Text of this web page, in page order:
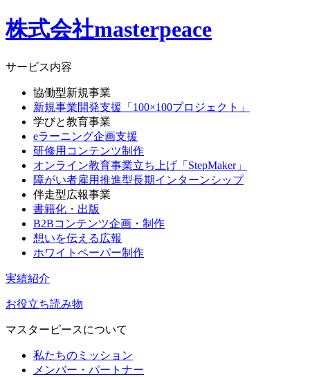
株式会社masterpeace
サービス内容
協働型新規事業
新規事業開発支援「100×100プロジェクト」
学びと教育事業
eラーニング企画支援
研修用コンテンツ制作
オンライン教育事業立ち上げ「StepMaker」
障がい者雇用推進型長期インターンシップ
伴走型広報事業
書籍化・出版
B2Bコンテンツ企画・制作
想いを伝える広報
ホワイトペーパー制作
実績紹介
お役立ち読み物
マスターピースについて
私たちのミッション
メンバー・パートナー